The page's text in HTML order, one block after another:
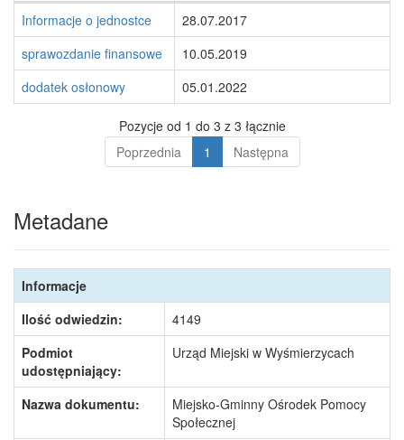
Informacje o jednostce
28.07.2017
sprawozdanie finansowe
10.05.2019
dodatek osłonowy
05.01.2022
Pozycje od 1 do 3 z 3 łącznie
Poprzednia
1 Następna
Metadane
Informacje
Ilość odwiedzin:
4149
Podmiot
udostępniający:
Urząd Miejski w Wyśmierzycach
Nazwa dokumentu:
Miejsko-Gminny Ośrodek Pomocy
Społecznej